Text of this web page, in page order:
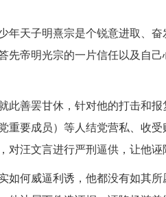
天子明熹宗是个锐意进取、
帝明光宗的一片信任以及自
善罢甘休，针对他的打击和
要成员）等人结党营私、收
汪文言进行严刑逼供，让他诬
何威逼利诱，他都没有如其